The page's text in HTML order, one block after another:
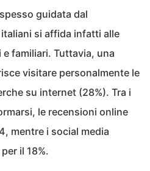
guidata dal
si affida infatti alle
familiari. Tuttavia, una
visitare personalmente le
su internet (28%). Tra i
le recensioni online
mentre i social media
il 18%.